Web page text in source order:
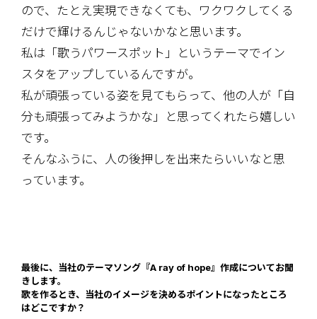
ので、たとえ実現できなくても、ワクワクしてくる
だけで輝けるんじゃないかなと思います。
私は「歌うパワースポット」というテーマでイン
スタをアップしているんですが。
私が頑張っている姿を見てもらって、他の人が「自
分も頑張ってみようかな」と思ってくれたら嬉しい
です。
そんなふうに、人の後押しを出来たらいいなと思
っています。
最後に、当社のテーマソング『A ray of hope』作成についてお聞
きします。
歌を作るとき、当社のイメージを決めるポイントになったところ
はどこですか？